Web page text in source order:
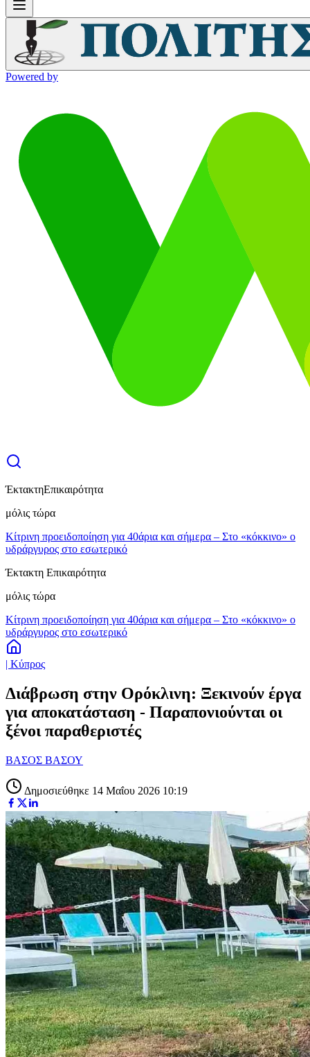
Powered by
ΈκτακτηΕπικαιρότητα
μόλις τώρα
Κίτρινη προειδοποίηση για 40άρια και σήμερα – Στο «κόκκινο» ο
υδράργυρος στο εσωτερικό
Έκτακτη Επικαιρότητα
μόλις τώρα
Κίτρινη προειδοποίηση για 40άρια και σήμερα – Στο «κόκκινο» ο
υδράργυρος στο εσωτερικό
| Κύπρος
Διάβρωση στην Ορόκλινη: Ξεκινούν έργα
για αποκατάσταση - Παραπονιούνται οι
ξένοι παραθεριστές
ΒΑΣΟΣ ΒΑΣΟΥ
Δημοσιεύθηκε 14 Μαΐου 2026 10:19